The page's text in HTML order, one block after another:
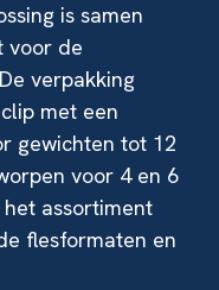
is samen
voor de
verpakking
met een
gewichten tot 12
voor 4 en 6
assortiment
flesformaten en